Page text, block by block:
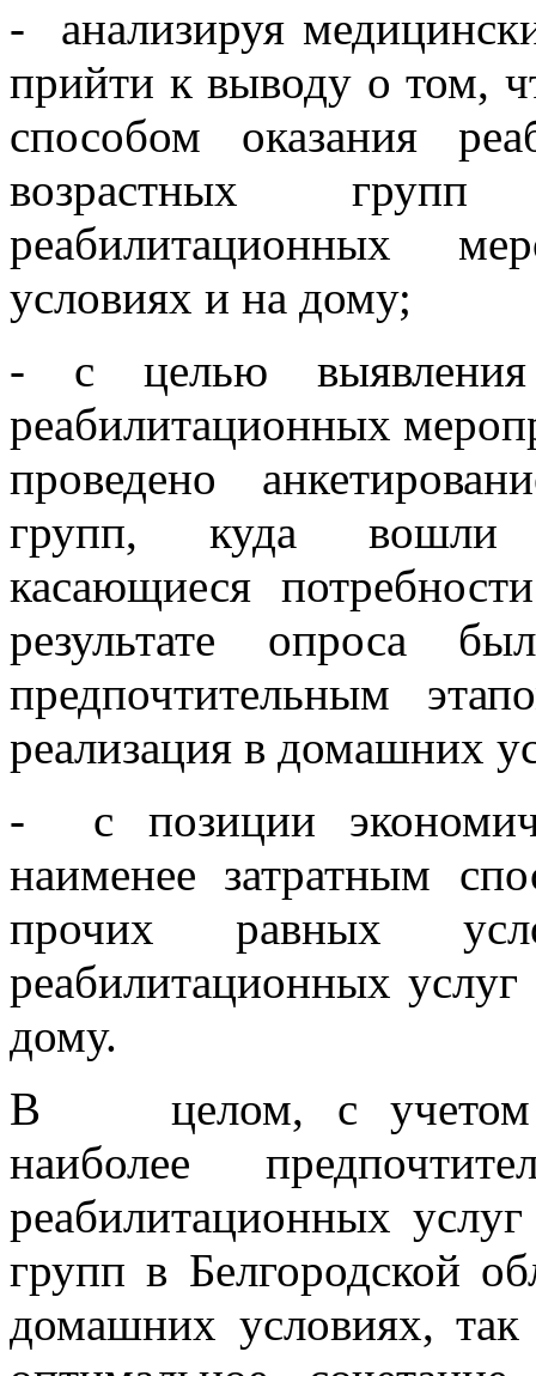
- анализируя
прийти к выводу о том,
способом оказания
возрастных групп
реабилитационных
условиях и на дому;
- с целью выявления
реабилитационных
проведено
групп, куда вошли
касающиеся
результате опроса
предпочтительным
реализация в домашних
- с позиции
наименее затратным
прочих равных
реабилитационных
дому.
В целом, с учетом
наиболее
реабилитационных
групп в Белгородской
домашних условиях, так